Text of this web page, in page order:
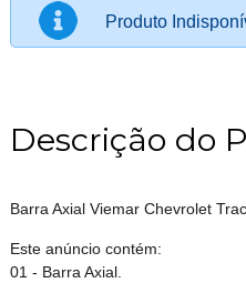
Produto
Descrição do
Barra Axial Viemar Chevrolet
Este anúncio contém:
01 - Barra Axial.